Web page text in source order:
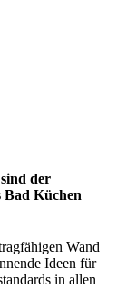
der
Bad Küchen
Wand
Ideen für
in allen